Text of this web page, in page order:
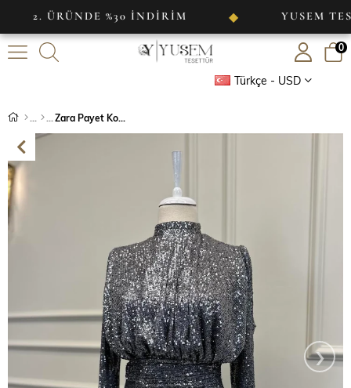
%30 İNDİRİM ◆ YUSEM TESETTÜR
Türkçe - USD
0
Zara Payet Kol Ucu Tüy Detaylı Abiye Gri
›